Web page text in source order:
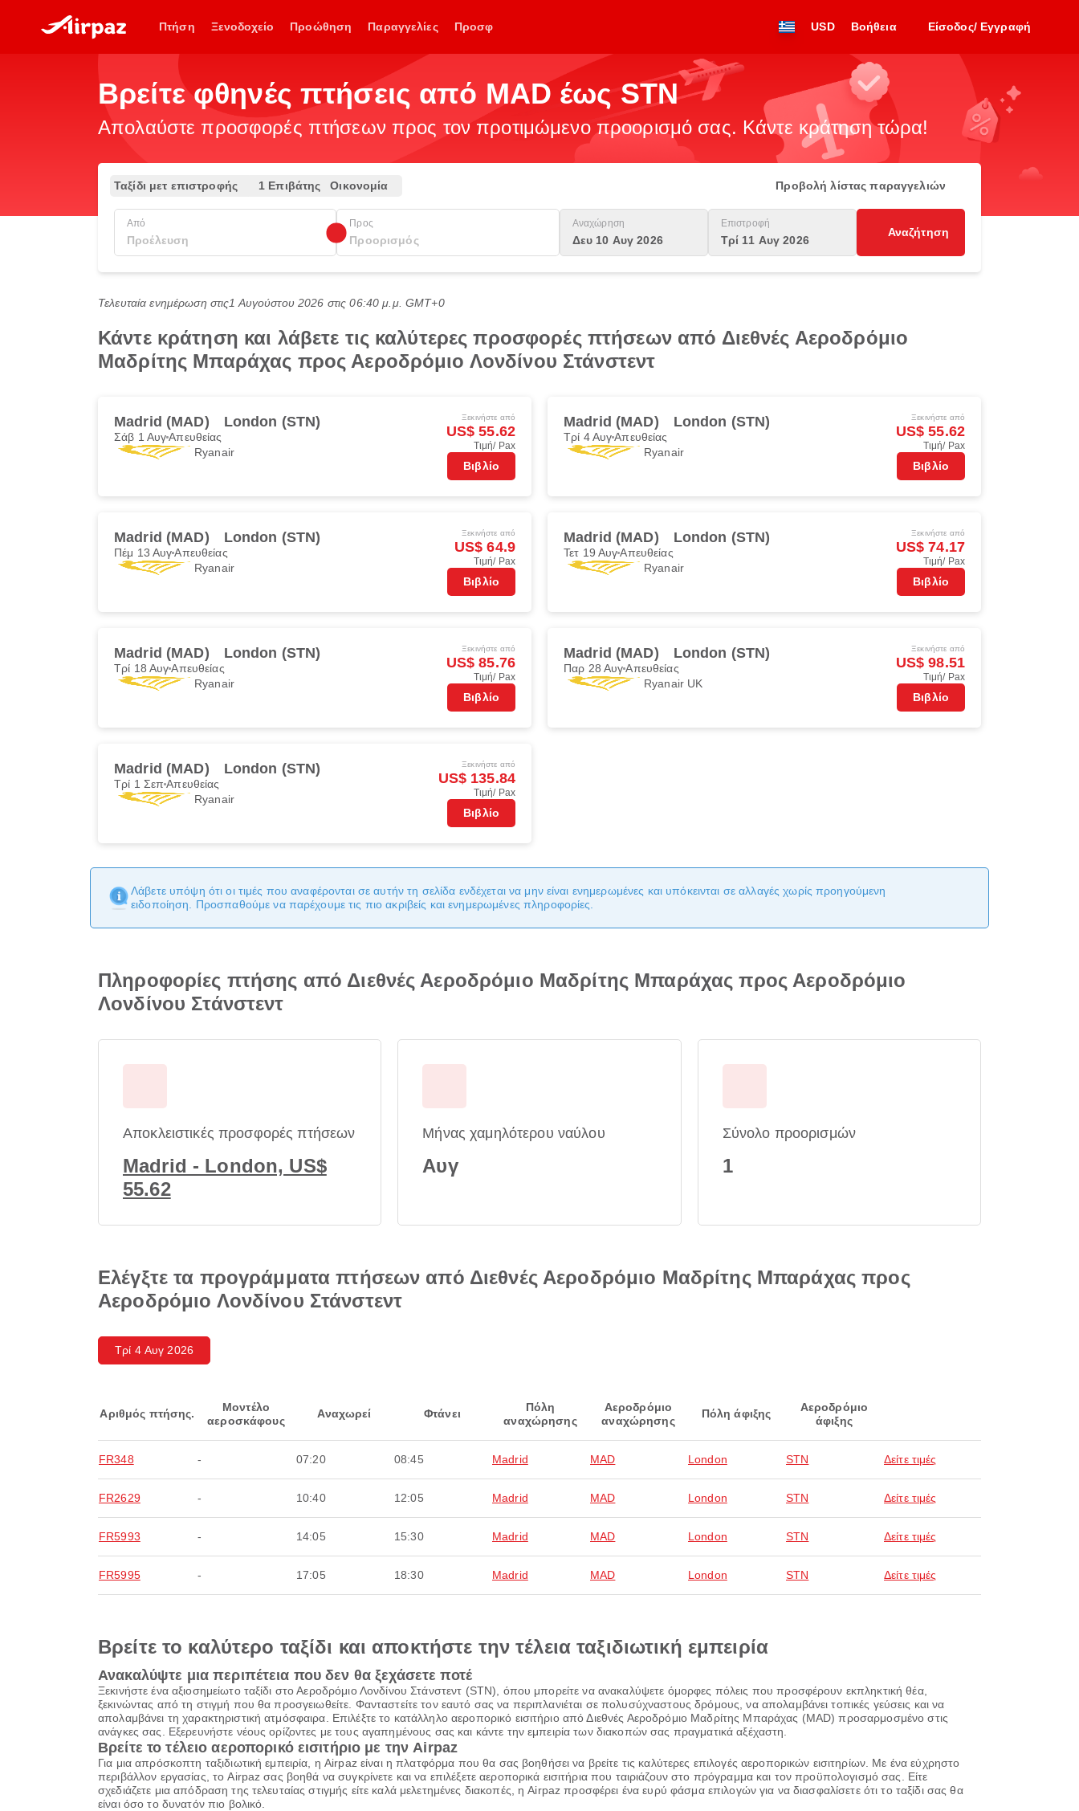
Πτήση Ξενοδοχείο Προώθηση Παραγγελίες Προσφ USD Βοήθεια Είσοδος/ Εγγραφή
Βρείτε φθηνές πτήσεις από MAD έως STN
Απολαύστε προσφορές πτήσεων προς τον προτιμώμενο προορισμό σας. Κάντε κράτηση τώρα!
Ταξίδι μετ επιστροφής 1 Επιβάτης Οικονομία Προβολή λίστας παραγγελιών
Από Προς Αναχώρηση
Δευ 10 Αυγ 2026
Επιστροφή
Τρί 11 Αυγ 2026
Αναζήτηση
Τελευταία ενημέρωση στις1 Αυγούστου 2026 στις 06:40 μ.μ. GMT+0
Κάντε κράτηση και λάβετε τις καλύτερες προσφορές πτήσεων από Διεθνές Αεροδρόμιο
Μαδρίτης Μπαράχας προς Αεροδρόμιο Λονδίνου Στάνστεντ
Madrid (MAD) London (STN)
Σάβ 1 ΑυγΑπευθείας
Ryanair
Ξεκινήστε από
US$ 55.62
Τιμή/ Pax
Βιβλίο
Madrid (MAD) London (STN)
Τρί 4 ΑυγΑπευθείας
Ryanair
Ξεκινήστε από
US$ 55.62
Τιμή/ Pax
Βιβλίο
Madrid (MAD) London (STN)
Πέμ 13 ΑυγΑπευθείας
Ryanair
Ξεκινήστε από
US$ 64.9
Τιμή/ Pax
Βιβλίο
Madrid (MAD) London (STN)
Τετ 19 ΑυγΑπευθείας
Ryanair
Ξεκινήστε από
US$ 74.17
Τιμή/ Pax
Βιβλίο
Madrid (MAD) London (STN)
Τρί 18 ΑυγΑπευθείας
Ryanair
Ξεκινήστε από
US$ 85.76
Τιμή/ Pax
Βιβλίο
Madrid (MAD) London (STN)
Παρ 28 ΑυγΑπευθείας
Ryanair UK
Ξεκινήστε από
US$ 98.51
Τιμή/ Pax
Βιβλίο
Madrid (MAD) London (STN)
Τρί 1 ΣεπΑπευθείας
Ryanair
Ξεκινήστε από
US$ 135.84
Τιμή/ Pax
Βιβλίο
Λάβετε υπόψη ότι οι τιμές που αναφέρονται σε αυτήν τη σελίδα ενδέχεται να μην είναι ενημερωμένες και υπόκεινται σε αλλαγές χωρίς προηγούμενη
ειδοποίηση. Προσπαθούμε να παρέχουμε τις πιο ακριβείς και ενημερωμένες πληροφορίες.
Πληροφορίες πτήσης από Διεθνές Αεροδρόμιο Μαδρίτης Μπαράχας προς Αεροδρόμιο
Λονδίνου Στάνστεντ
Αποκλειστικές προσφορές πτήσεων
Madrid - London, US$
55.62
Μήνας χαμηλότερου ναύλου
Αυγ
Σύνολο προορισμών
1
Ελέγξτε τα προγράμματα πτήσεων από Διεθνές Αεροδρόμιο Μαδρίτης Μπαράχας προς
Αεροδρόμιο Λονδίνου Στάνστεντ
Τρί 4 Αυγ 2026
Αριθμός πτήσης.
Μοντέλο
αεροσκάφους
Αναχωρεί Φτάνει
Πόλη
αναχώρησης
Αεροδρόμιο
αναχώρησης
Πόλη άφιξης
Αεροδρόμιο
άφιξης
FR348 - 07:20 08:45 Madrid MAD London STN Δείτε τιμές
FR2629 - 10:40 12:05 Madrid MAD London STN Δείτε τιμές
FR5993 - 14:05 15:30 Madrid MAD London STN Δείτε τιμές
FR5995 - 17:05 18:30 Madrid MAD London STN Δείτε τιμές
Βρείτε το καλύτερο ταξίδι και αποκτήστε την τέλεια ταξιδιωτική εμπειρία
Ανακαλύψτε μια περιπέτεια που δεν θα ξεχάσετε ποτέ
Ξεκινήστε ένα αξιοσημείωτο ταξίδι στο Αεροδρόμιο Λονδίνου Στάνστεντ (STN), όπου μπορείτε να ανακαλύψετε όμορφες πόλεις που προσφέρουν εκπληκτική θέα,
ξεκινώντας από τη στιγμή που θα προσγειωθείτε. Φανταστείτε τον εαυτό σας να περιπλανιέται σε πολυσύχναστους δρόμους, να απολαμβάνει τοπικές γεύσεις και να
απολαμβάνει τη χαρακτηριστική ατμόσφαιρα. Επιλέξτε το κατάλληλο αεροπορικό εισιτήριο από Διεθνές Αεροδρόμιο Μαδρίτης Μπαράχας (MAD) προσαρμοσμένο στις
ανάγκες σας. Εξερευνήστε νέους ορίζοντες με τους αγαπημένους σας και κάντε την εμπειρία των διακοπών σας πραγματικά αξέχαστη.
Βρείτε το τέλειο αεροπορικό εισιτήριο με την Airpaz
Για μια απρόσκοπτη ταξιδιωτική εμπειρία, η Airpaz είναι η πλατφόρμα που θα σας βοηθήσει να βρείτε τις καλύτερες επιλογές αεροπορικών εισιτηρίων. Με ένα εύχρηστο
περιβάλλον εργασίας, το Airpaz σας βοηθά να συγκρίνετε και να επιλέξετε αεροπορικά εισιτήρια που ταιριάζουν στο πρόγραμμα και τον προϋπολογισμό σας. Είτε
σχεδιάζετε μια απόδραση της τελευταίας στιγμής είτε καλά μελετημένες διακοπές, η Airpaz προσφέρει ένα ευρύ φάσμα επιλογών για να διασφαλίσετε ότι το ταξίδι σας θα
είναι όσο το δυνατόν πιο βολικό.